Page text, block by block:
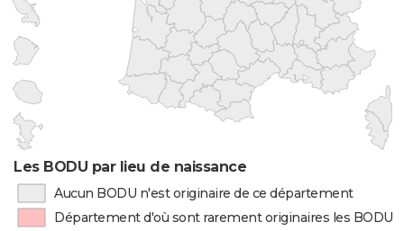
Les BODU par lieu de naissance
Aucun BODU n'est originaire de ce département
Département d'où sont rarement originaires les BODU